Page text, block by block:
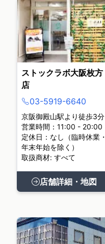
ストックラボ大阪枚方
店
03-5919-6640
京阪御殿山駅より徒歩3分
営業時間：11:00 - 20:00
定休日：なし（臨時休業・
年末年始を除く）
取扱商材: すべて
店舗詳細・地図